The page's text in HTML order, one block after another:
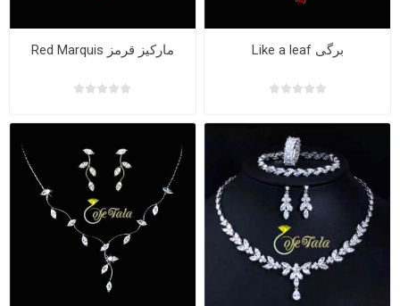
Red Marquis مارکیز قرمز Like a leaf برگی